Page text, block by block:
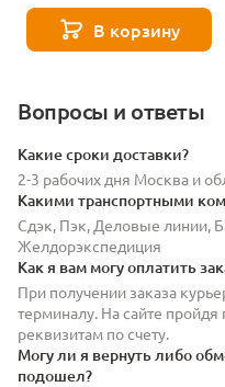
В корзину
Вопросы и ответы
Какие сроки доставки?
2-3 рабочих дня Москва и
Какими транспортными
Сдэк, Пэк, Деловые линии,
Желдорэкспедиция
Как я вам могу оплатить
При получении заказа
терминалу. На сайте
реквизитам по счету.
Могу ли я вернуть либо
подошел?